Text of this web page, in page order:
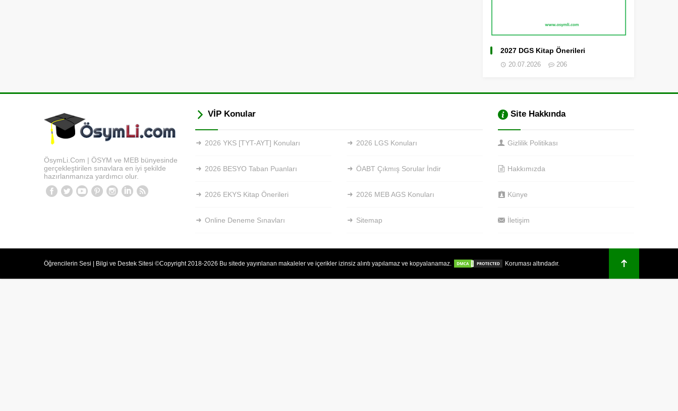
2027 DGS Kitap Önerileri
20.07.2026 206
ÖsymLi.Com | ÖSYM ve MEB bünyesinde
gerçekleştirilen sınavlara en iyi şekilde
hazırlanmanıza yardımcı olur.
VİP Konular
2026 YKS [TYT-AYT] Konuları 2026 LGS Konuları
2026 BESYO Taban Puanları ÖABT Çıkmış Sorular İndir
2026 EKYS Kitap Önerileri 2026 MEB AGS Konuları
Online Deneme Sınavları Sitemap
Site Hakkında
Gizlilik Politikası
Hakkımızda
Künye
İletişim
Öğrencilerin Sesi | Bilgi ve Destek Sitesi ©Copyright 2018-2026 Bu sitede yayınlanan makaleler ve içerikler izinsiz alıntı yapılamaz ve kopyalanamaz. Koruması altındadır.